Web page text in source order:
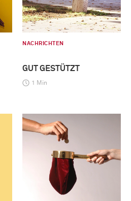
NACHRICHTEN
GUT GESTÜTZT
1 Min